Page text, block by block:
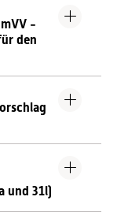
-
den
und 31l)